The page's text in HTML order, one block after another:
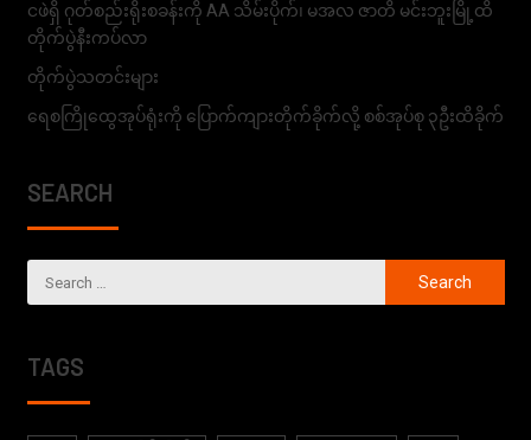
ငဖဲရှိ ဂုတ်စည်းရိုးစခန်းကို AA သိမ်းပိုက်၊ မအလ ဇာတိ မင်းဘူးမြို့ထိ
တိုက်ပွဲနီးကပ်လာ
တိုက်ပွဲသတင်းများ
ရေစကြိုထွေအုပ်ရုံးကို ပြောက်ကျားတိုက်ခိုက်လို့ စစ်အုပ်စု ၃ဦးထိခိုက်
SEARCH
TAGS